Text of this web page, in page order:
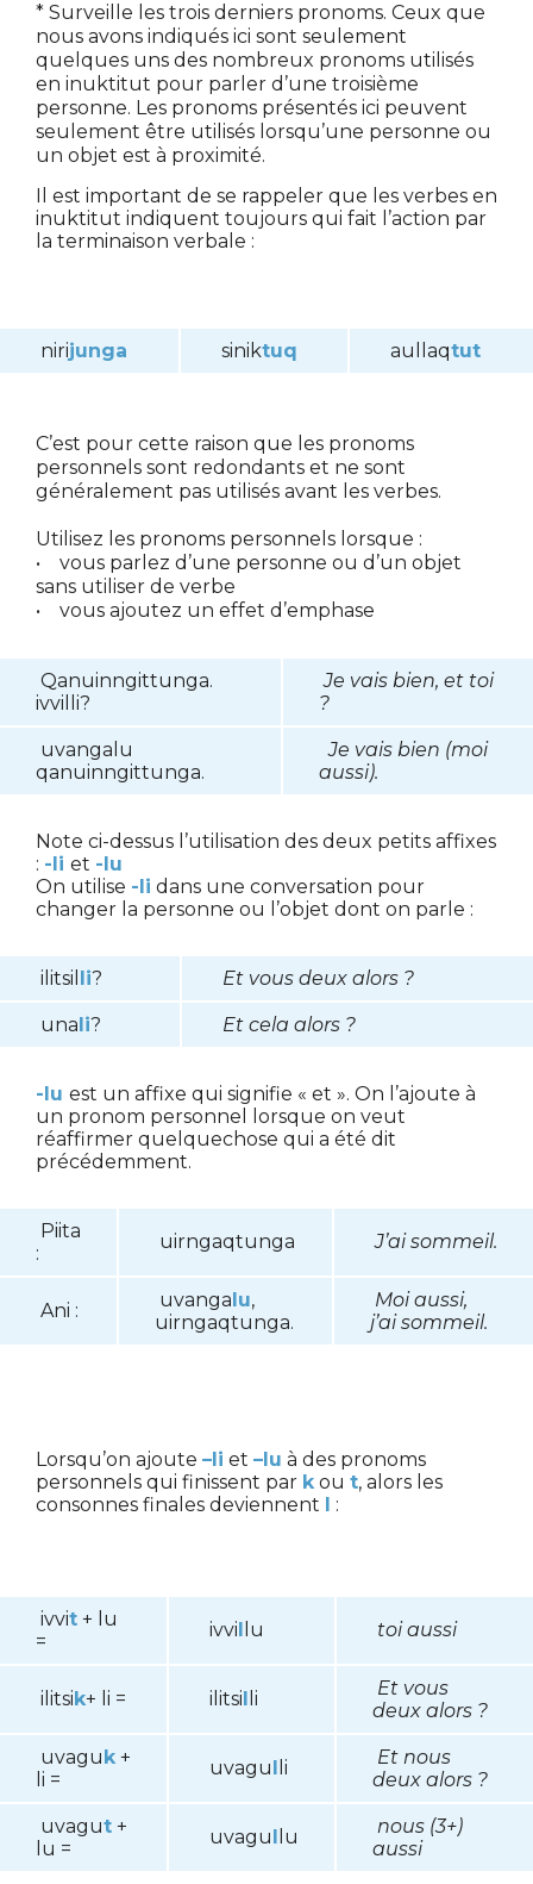
* Surveille les trois derniers pronoms. Ceux que
nous avons indiqués ici sont seulement
quelques uns des nombreux pronoms utilisés
en inuktitut pour parler d’une troisième
personne. Les pronoms présentés ici peuvent
seulement être utilisés lorsqu’une personne ou
un objet est à proximité.
Il est important de se rappeler que les verbes en
inuktitut indiquent toujours qui fait l’action par
la terminaison verbale :
nirijunga siniktuq aullaqtut
C’est pour cette raison que les pronoms
personnels sont redondants et ne sont
généralement pas utilisés avant les verbes.
Utilisez les pronoms personnels lorsque :
• vous parlez d’une personne ou d’un objet
sans utiliser de verbe
• vous ajoutez un effet d’emphase
Qanuinngittunga.
ivvilli?
Je vais bien, et toi
?
uvangalu
qanuinngittunga.
Je vais bien (moi
aussi).
Note ci-dessus l’utilisation des deux petits affixes
: -li et -lu
On utilise -li dans une conversation pour
changer la personne ou l’objet dont on parle :
ilitsil li? Et vous deux alors ?
una li? Et cela alors ?
-lu est un affixe qui signifie « et ». On l’ajoute à
un pronom personnel lorsque on veut
réaffirmer quelquechose qui a été dit
précédemment.
Piita
:
uirngaqtunga J’ai sommeil.
Ani : uvanga lu,
uirngaqtunga.
Moi aussi,
j’ai sommeil.
Lorsqu’on ajoute –li et –lu à des pronoms
personnels qui finissent par kou t, alors les
consonnes finales deviennent
:
ivvit + lu
=
ivvi lu toi aussi
ilitsi k+ li = ilitsi li
Et vous
deux alors ?
uvagu k+
li =
uvagu li
Et nous
deux alors ?
uvagut +
lu =
uvagu lu
nous (3+)
aussi